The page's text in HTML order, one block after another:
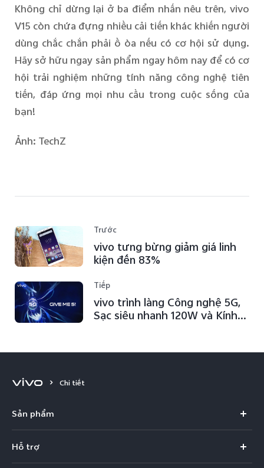
Không chỉ dừng lại ở ba điểm nhấn nêu trên, vivo
V15 còn chứa đựng nhiều cải tiến khác khiến người
dùng chắc chắn phải ồ òa nếu có cơ hội sử dụng.
Hãy sở hữu ngay sản phẩm ngay hôm nay để có cơ
hội trải nghiệm những tính năng công nghệ tiên
tiến, đáp ứng mọi nhu cầu trong cuộc sống của
bạn!
Ảnh: TechZ
Trước
vivo tưng bừng giảm giá linh
kiện đến 83%
Tiếp
vivo trình làng Công nghệ 5G,
Sạc siêu nhanh 120W và Kính
Chi tiết
Sản phẩm
X300
Hỗ trợ